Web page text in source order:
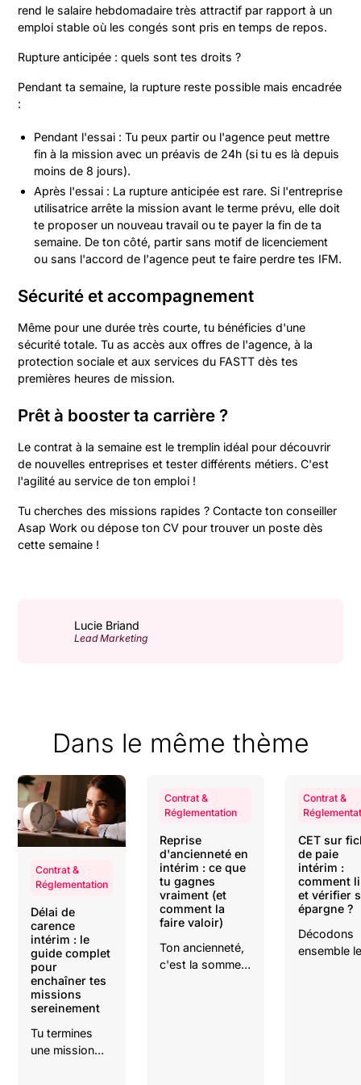
rend le salaire hebdomadaire très attractif par rapport à un
emploi stable où les congés sont pris en temps de repos.
Rupture anticipée : quels sont tes droits ?
Pendant ta semaine, la rupture reste possible mais encadrée
:
Pendant l'essai : Tu peux partir ou l'agence peut mettre
fin à la mission avec un préavis de 24h (si tu es là depuis
moins de 8 jours).
Après l'essai : La rupture anticipée est rare. Si l'entreprise
utilisatrice arrête la mission avant le terme prévu, elle doit
te proposer un nouveau travail ou te payer la fin de ta
semaine. De ton côté, partir sans motif de licenciement
ou sans l'accord de l'agence peut te faire perdre tes IFM.
Sécurité et accompagnement
Même pour une durée très courte, tu bénéficies d'une
sécurité totale. Tu as accès aux offres de l'agence, à la
protection sociale et aux services du FASTT dès tes
premières heures de mission.
Prêt à booster ta carrière ?
Le contrat à la semaine est le tremplin idéal pour découvrir
de nouvelles entreprises et tester différents métiers. C'est
l'agilité au service de ton emploi !
Tu cherches des missions rapides ? Contacte ton conseiller
Asap Work ou dépose ton CV pour trouver un poste dès
cette semaine !
Lucie Briand
Lead Marketing
Dans le même thème
Contrat &
Réglementation
Délai de
carence
intérim : le
guide complet
pour
enchaîner tes
missions
sereinement
Tu termines
une mission
Contrat &
Réglementation
Reprise
d'ancienneté en
intérim : ce que
tu gagnes
vraiment (et
comment la
faire valoir)
Ton ancienneté,
c'est la somme
Contrat &
CET sur
de paie
intérim :
comment
et vérifier
épargne ?
Décodons
ensemble